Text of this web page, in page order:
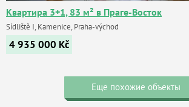
Квартира 3+1, 83 м² в Праге-Восток
Sídliště I, Kamenice, Praha-východ
4 935 000 Kč
Еще похожие объекты